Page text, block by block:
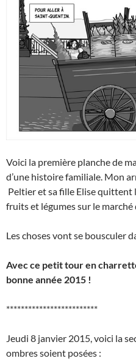
Voici la première planche de
d’une histoire familiale. Mon
Peltier et sa fille Elise quittent
fruits et légumes sur le marché
Les choses vont se bousculer
Avec ce petit tour en
bonne année 2015 !
*************************
Jeudi 8 janvier 2015, voici la
ombres soient posées :